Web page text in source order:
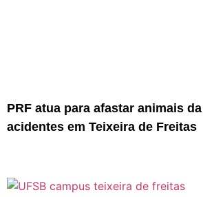
PRF atua para afastar animais
acidentes em Teixeira de Freitas